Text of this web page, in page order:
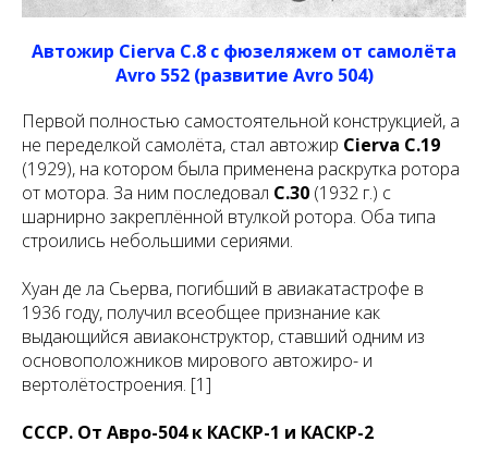
Автожир Cierva C.8 с фюзеляжем от самолёта
Avro 552 (развитие Avro 504)
Первой полностью самостоятельной конструкцией, а
не переделкой самолёта, стал автожир Cierva С.19
(1929), на котором была применена раскрутка ротора
от мотора. За ним последовал С.30 (1932 г.) с
шарнирно закреплённой втулкой ротора. Оба типа
строились небольшими сериями.
Хуан де ла Сьерва, погибший в авиакатастрофе в
1936 году, получил всеобщее признание как
выдающийся авиаконструктор, ставший одним из
основоположников мирового автожиро- и
вертолётостроения. [1]
СССР. От Авро-504 к КАСКР-1 и КАСКР-2